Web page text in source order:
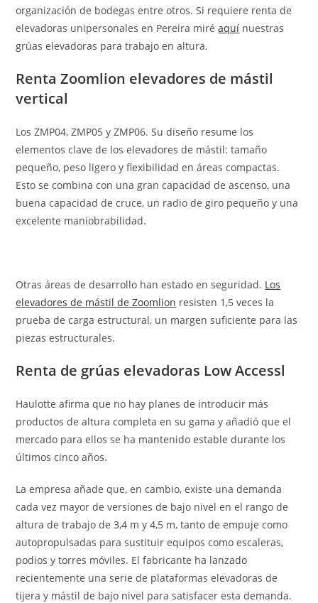
organización de bodegas entre otros. Si requiere renta de
elevadoras unipersonales en Pereira miréaquí nuestras
grúas elevadoras para trabajo en altura.
Renta Zoomlion elevadores de mástil
vertical
Los ZMP04, ZMP05 y ZMP06. Su diseño resume los
elementos clave de los elevadores de mástil: tamaño
pequeño, peso ligero y flexibilidad en áreas compactas.
Esto se combina con una gran capacidad de ascenso, una
buena capacidad de cruce, un radio de giro pequeño y una
excelente maniobrabilidad.
Otras áreas de desarrollo han estado en seguridad. Los
elevadores de mástil de Zoomlion resisten 1,5 veces la
prueba de carga estructural, un margen suficiente para las
piezas estructurales.
Renta de grúas elevadoras Low Accessl
Haulotte afirma que no hay planes de introducir más
productos de altura completa en su gama y añadió que el
mercado para ellos se ha mantenido estable durante los
últimos cinco años.
La empresa añade que, en cambio, existe una demanda
cada vez mayor de versiones de bajo nivel en el rango de
altura de trabajo de 3,4 m y 4,5 m, tanto de empuje como
autopropulsadas para sustituir equipos como escaleras,
podios y torres móviles. El fabricante ha lanzado
recientemente una serie de plataformas elevadoras de
tijera y mástil de bajo nivel para satisfacer esta demanda.